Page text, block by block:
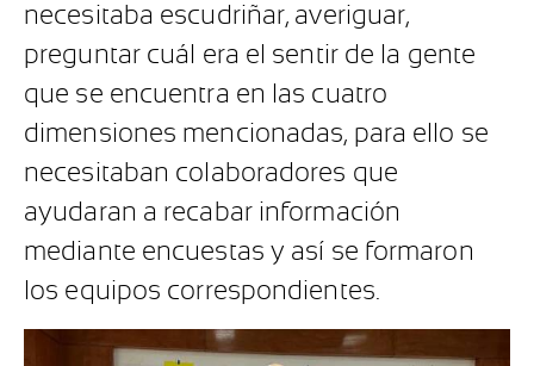
necesitaba escudriñar, averiguar,
preguntar cuál era el sentir de la gente
que se encuentra en las cuatro
dimensiones mencionadas, para ello se
necesitaban colaboradores que
ayudaran a recabar información
mediante encuestas y así se formaron
los equipos correspondientes.